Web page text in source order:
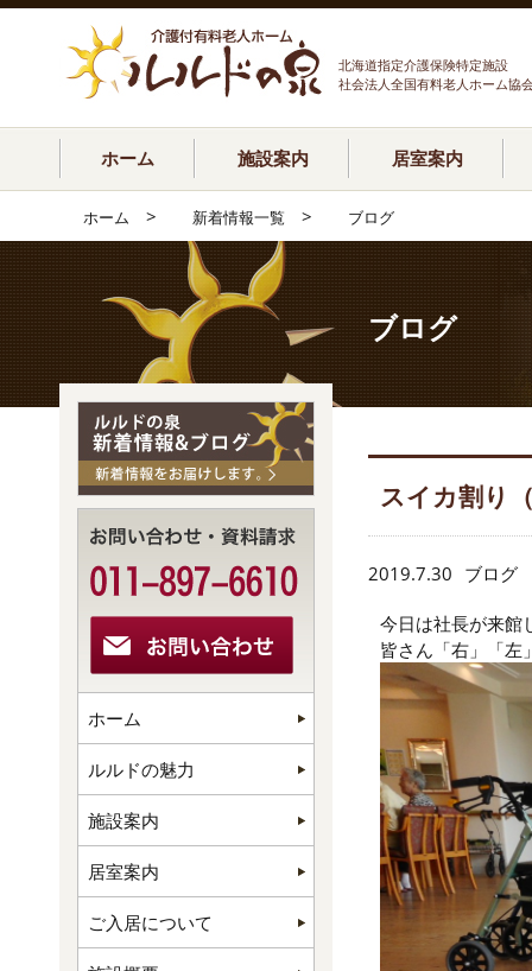
北海道指定介護保険特定施設
社会法人全国有料老人ホーム協
ホーム 施設案内 居室案内
ホーム > 新着情報一覧 > ブログ
ブログ
スイカ割り
2019.7.30 ブログ
今日は社長が来館
皆さん「右」「左
ホーム
ルルドの魅力
施設案内
居室案内
ご入居について